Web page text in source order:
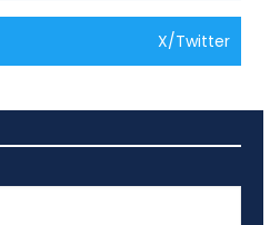
X/Twitter